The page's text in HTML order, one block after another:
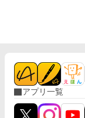
アプリ一覧